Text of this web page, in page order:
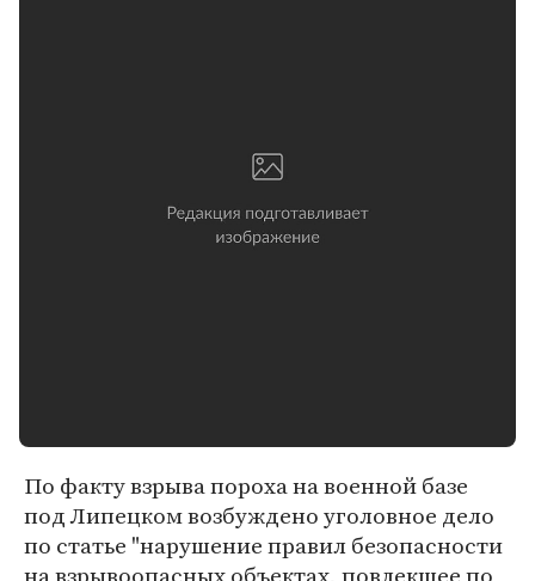
По факту взрыва пороха на военной базе
под Липецком возбуждено уголовное дело
по статье "нарушение правил безопасности